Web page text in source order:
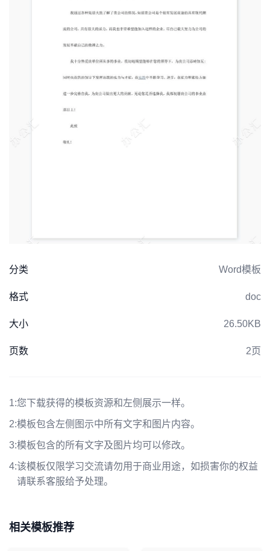
分类 Word模板
格式 doc
大小 26.50KB
页数 2页
1:您下载获得的模板资源和左侧展示一样。
2:模板包含左侧图示中所有文字和图片内容。
3:模板包含的所有文字及图片均可以修改。
4:该模板仅限学习交流请勿用于商业用途，如损害你的权益
请联系客服给予处理。
相关模板推荐